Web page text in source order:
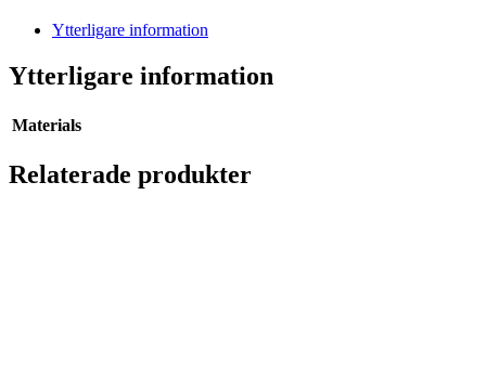
Ytterligare information
Ytterligare information
Materials
Relaterade produkter